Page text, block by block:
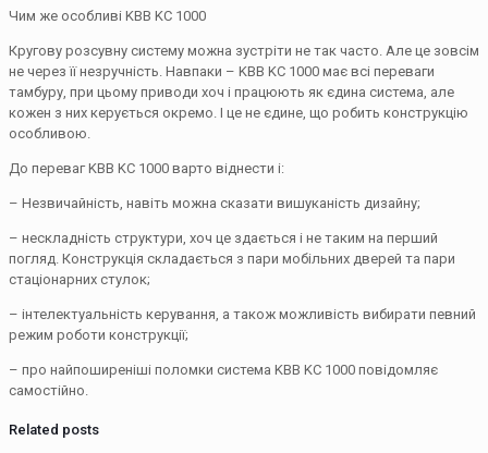
Чим же особливі KBB KC 1000
Кругову розсувну систему можна зустріти не так часто. Але це зовсім
не через її незручність. Навпаки – KBB KC 1000 має всі переваги
тамбуру, при цьому приводи хоч і працюють як єдина система, але
кожен з них керується окремо. І це не єдине, що робить конструкцію
особливою.
До переваг KBB KC 1000 варто віднести і:
– Незвичайність, навіть можна сказати вишуканість дизайну;
– нескладність структури, хоч це здається і не таким на перший
погляд. Конструкція складається з пари мобільних дверей та пари
стаціонарних стулок;
– інтелектуальність керування, а також можливість вибирати певний
режим роботи конструкції;
– про найпоширеніші поломки система KBB KC 1000 повідомляє
самостійно.
Related posts